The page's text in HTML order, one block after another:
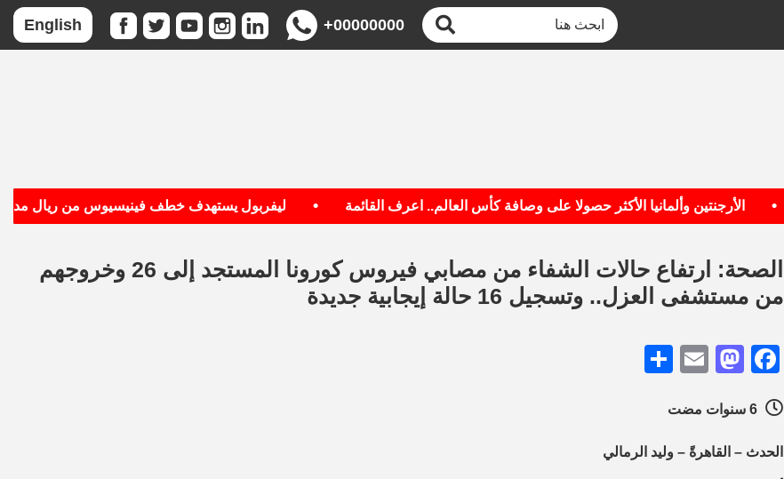
+00000000
English
الأرجنتين وألمانيا الأكثر حصولا على وصافة كأس العالم.. اعرف القائمة ليفربول يستهدف خطف فينيسيوس من ريال مدريد
الصحة: ارتفاع حالات الشفاء من مصابي فيروس كورونا المستجد إلى 26 وخروجهم
من مستشفى العزل.. وتسجيل 16 حالة إيجابية جديدة
Facebook
Mastodon
Email
الحدث – القاهرةً – وليد الرمالي